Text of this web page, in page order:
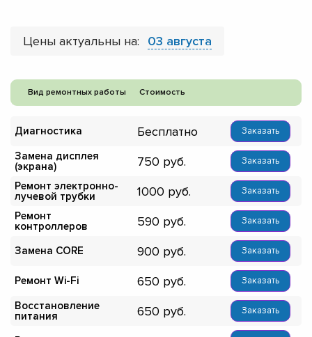
Цены актуальны на: 03 августа
Вид ремонтных работы Стоимость
Диагностика Бесплатно Заказать
Замена дисплея
(экрана)
750 Заказать
Ремонт электронно-
лучевой трубки
1000 Заказать
Ремонт
контроллеров
590 Заказать
Замена CORE 900 Заказать
Ремонт Wi-Fi 650 Заказать
Восстановление
питания
650 Заказать